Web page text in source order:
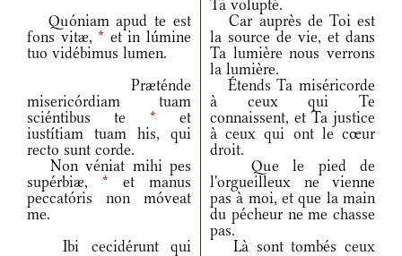
Ta volupté.
Quóniam apud te est
fons vitæ,* et in lúmine
tuo vidébimus lumen.
Car auprès de Toi est
la source de vie, et dans
Ta lumière nous verrons
la lumière.
Præténde
misericórdiam tuam
sciéntibus te * et
iustítiam tuam his, qui
recto sunt corde.
Étends Ta miséricorde
à ceux qui Te
connaissent, et Ta justice
à ceux qui ont le cœur
droit.
Non véniat mihi pes
supérbiæ, * et manus
peccatóris non móveat
me.
Que le pied de
l'orgueilleux ne vienne
pas à moi, et que la main
du pécheur ne me chasse
pas.
Ibi cecidérunt qui
Là sont tombés ceux